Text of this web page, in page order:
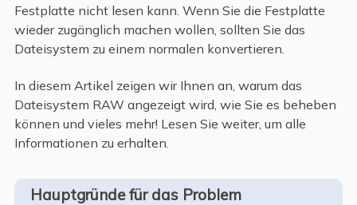
Festplatte nicht lesen kann. Wenn Sie die Festplatte
wieder zugänglich machen wollen, sollten Sie das
Dateisystem zu einem normalen konvertieren.
In diesem Artikel zeigen wir Ihnen an, warum das
Dateisystem RAW angezeigt wird, wie Sie es beheben
können und vieles mehr! Lesen Sie weiter, um alle
Informationen zu erhalten.
Hauptgründe für das Problem